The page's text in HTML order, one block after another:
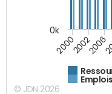
200020022006
0k
© JDN 2026